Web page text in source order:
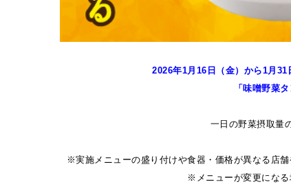
2026年1月16日（金）から1月31
「味噌野菜タ
一日の野菜摂取量
※実施メニューの盛り付けや食器・価格が異なる店
※メニューが変更になる